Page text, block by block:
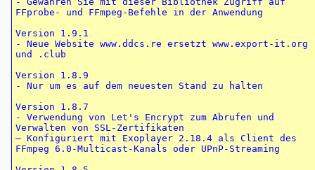
FFprobe- und FFmpeg-Befehle in der Anwendung
Version 1.9.1
- Neue Website www.ddcs.re ersetzt www.export-it.org
und .club
Version 1.8.9
- Nur um es auf dem neuesten Stand zu halten
Version 1.8.7
- Verwendung von Let's Encrypt zum Abrufen und
Verwalten von SSL-Zertifikaten
– Konfiguriert mit Exoplayer 2.18.4 als Client des
FFmpeg 6.0-Multicast-Kanals oder UPnP-Streaming